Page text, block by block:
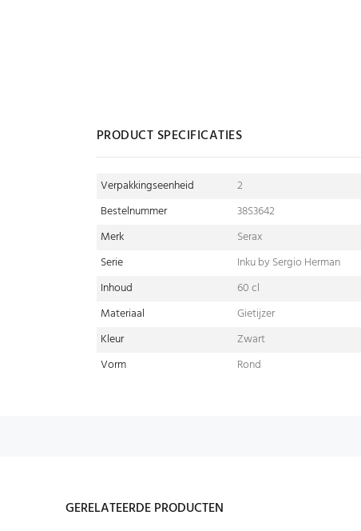
PRODUCT SPECIFICATIES
Verpakkingseenheid
2
Bestelnummer
38S3642
Merk
Serax
Serie
Inku by Sergio Herman
Inhoud
60 cl
Materiaal
Gietijzer
Kleur
Zwart
Vorm
Rond
GERELATEERDE PRODUCTEN